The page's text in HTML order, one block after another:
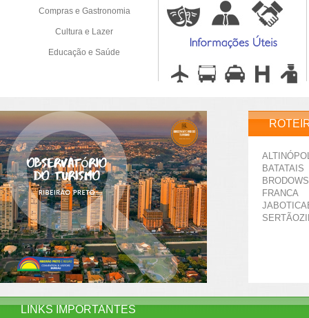
Compras e Gastronomia
Cultura e Lazer
Educação e Saúde
BATATAIS
FRANCA
LINKS IMPORTANTES